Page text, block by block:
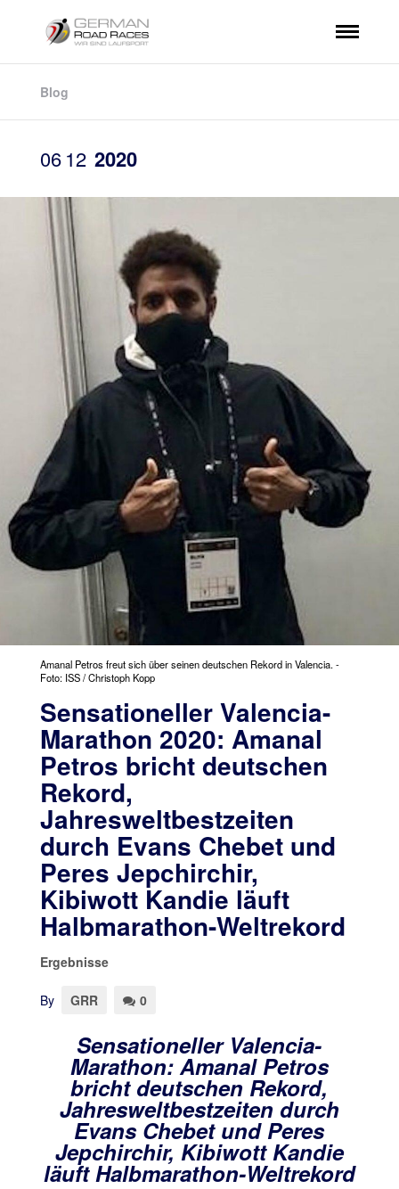
Blog
06 12 2020
Amanal Petros freut sich über seinen deutschen Rekord in Valencia. -
Foto: ISS / Christoph Kopp
Sensationeller Valencia-
Marathon 2020: Amanal
Petros bricht deutschen
Rekord,
Jahresweltbestzeiten
durch Evans Chebet und
Peres Jepchirchir,
Kibiwott Kandie läuft
Halbmarathon-Weltrekord
Ergebnisse
By GRR 0
Sensationeller Valencia-
Marathon: Amanal Petros
bricht deutschen Rekord,
Jahresweltbestzeiten durch
Evans Chebet und Peres
Jepchirchir, Kibiwott Kandie
läuft Halbmarathon-Weltrekord